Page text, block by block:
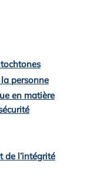
personne
en matière
de l’intégrité